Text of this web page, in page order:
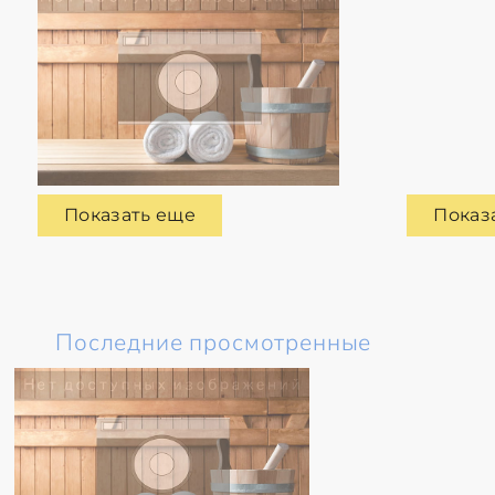
Показать еще
Последние просмотренные